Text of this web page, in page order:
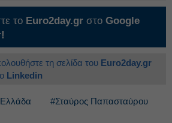
το Euro2day.gr στο Google
τη σελίδα του Euro2day.gr
Linkedin
#Σταύρος Παπασταύρου